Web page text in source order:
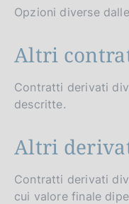
Opzioni diverse
Altri
Contratti derivati
descritte.
Altri
Contratti derivati
cui valore finale